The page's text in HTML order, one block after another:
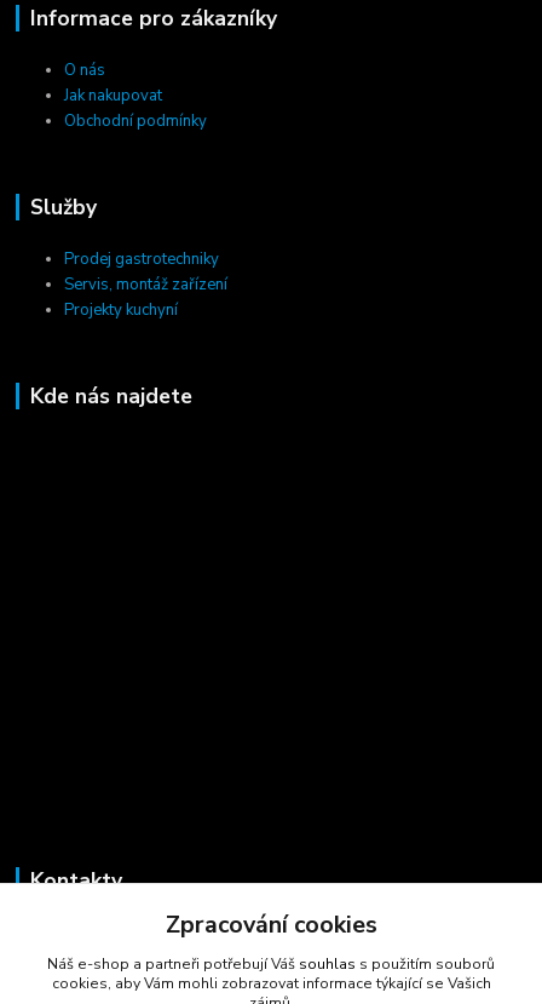
Informace pro zákazníky
O nás
Jak nakupovat
Obchodní podmínky
Služby
Prodej gastrotechniky
Servis, montáž zařízení
Projekty kuchyní
Kde nás najdete
Kontakty
+420 723 725 881
(Po-Pá, 8-16 hod.)
Zpracování cookies
Náš e-shop a partneři potřebují Váš souhlas s použitím souborů
cookies, aby Vám mohli zobrazovat informace týkající se Vašich